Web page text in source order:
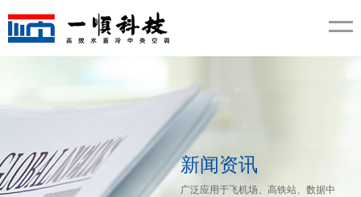
新闻资讯
广泛应用于飞机场、高铁站、数据中